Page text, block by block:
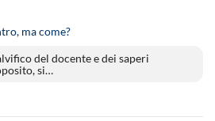
ma come?
del docente e dei saperi
si…